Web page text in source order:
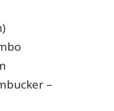
–